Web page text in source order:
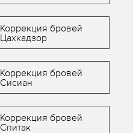
Коррекция бровей
Цахкадзор
Коррекция бровей
Сисиан
Коррекция бровей
Спитак